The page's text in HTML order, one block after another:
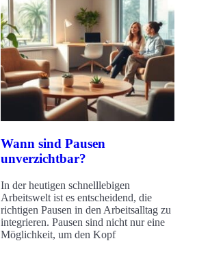
Wann sind Pausen
unverzichtbar?
In der heutigen schnelllebigen
Arbeitswelt ist es entscheidend, die
richtigen Pausen in den Arbeitsalltag zu
integrieren. Pausen sind nicht nur eine
Möglichkeit, um den Kopf